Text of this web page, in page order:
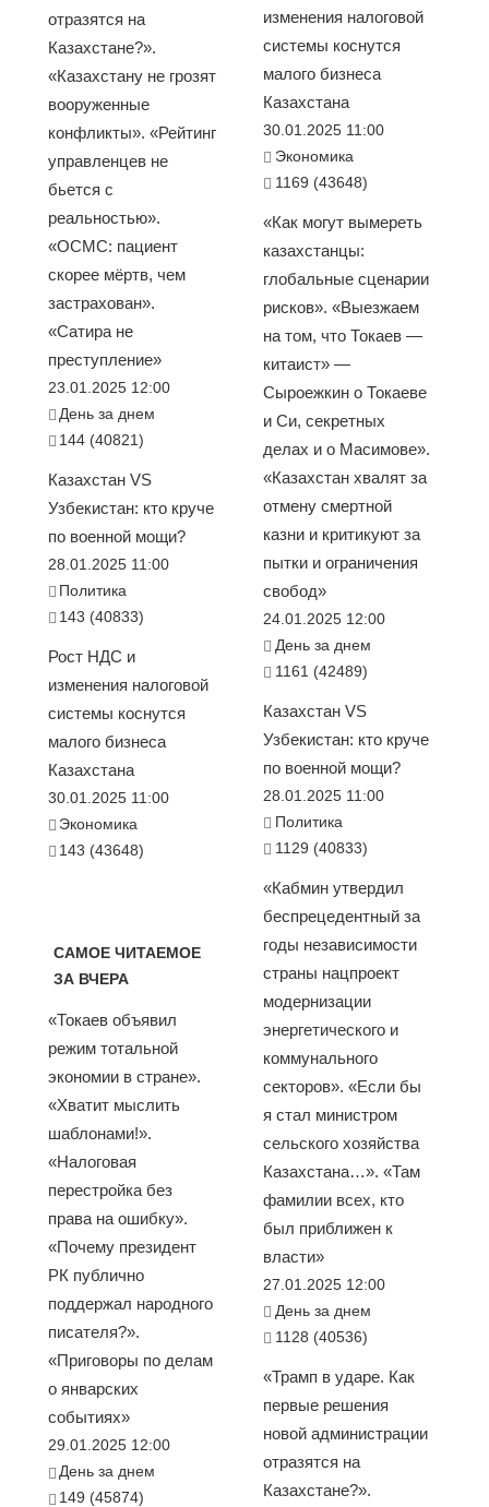
отразятся на
Казахстане?».
«Казахстану не грозят
вооруженные
конфликты». «Рейтинг
управленцев не
бьется с
реальностью».
«ОСМС: пациент
скорее мёртв, чем
застрахован».
«Сатира не
преступление»
23.01.2025 12:00
День за днем
144 (40821)
Казахстан VS
Узбекистан: кто круче
по военной мощи?
28.01.2025 11:00
Политика
143 (40833)
Рост НДС и
изменения налоговой
системы коснутся
малого бизнеса
Казахстана
30.01.2025 11:00
Экономика
143 (43648)
САМОЕ ЧИТАЕМОЕ
ЗА ВЧЕРА
«Токаев объявил
режим тотальной
экономии в стране».
«Хватит мыслить
шаблонами!».
«Налоговая
перестройка без
права на ошибку».
«Почему президент
РК публично
поддержал народного
писателя?».
«Приговоры по делам
о январских
событиях»
29.01.2025 12:00
День за днем
149 (45874)
изменения налоговой
системы коснутся
малого бизнеса
Казахстана
30.01.2025 11:00
Экономика
1169 (43648)
«Как могут вымереть
казахстанцы:
глобальные сценарии
рисков». «Выезжаем
на том, что Токаев —
китаист» —
Сыроежкин о Токаеве
и Си, секретных
делах и о Масимове».
«Казахстан хвалят за
отмену смертной
казни и критикуют за
пытки и ограничения
свобод»
24.01.2025 12:00
День за днем
1161 (42489)
Казахстан VS
Узбекистан: кто круче
по военной мощи?
28.01.2025 11:00
Политика
1129 (40833)
«Кабмин утвердил
беспрецедентный за
годы независимости
страны нацпроект
модернизации
энергетического и
коммунального
секторов». «Если бы
я стал министром
сельского хозяйства
Казахстана…». «Там
фамилии всех, кто
был приближен к
власти»
27.01.2025 12:00
День за днем
1128 (40536)
«Трамп в ударе. Как
первые решения
новой администрации
отразятся на
Казахстане?».